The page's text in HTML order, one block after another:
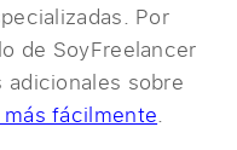
Por
de SoyFreelancer
adicionales sobre
fácilmente.